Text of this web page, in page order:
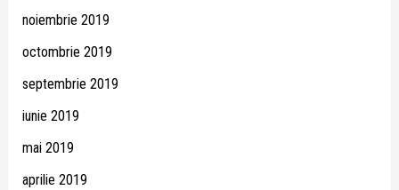
noiembrie 2019
octombrie 2019
septembrie 2019
iunie 2019
mai 2019
aprilie 2019